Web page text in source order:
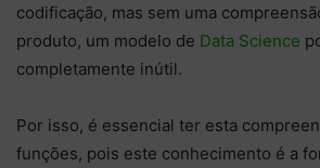
codificação, mas sem uma
produto, um modelo de Data Science
completamente inútil.
Por isso, é essencial ter esta
funções, pois este conhecimento é a